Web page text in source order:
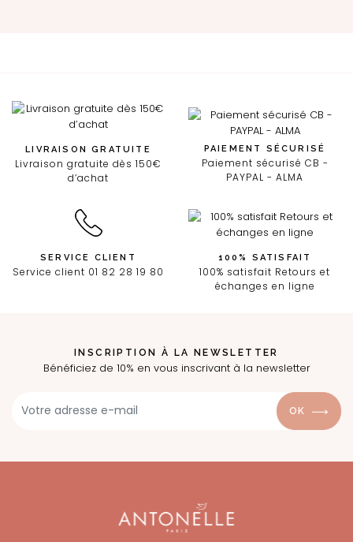
LIVRAISON GRATUITE
Livraison gratuite dès 150€
d’achat
PAIEMENT SÉCURISÉ
Paiement sécurisé CB -
PAYPAL - ALMA
SERVICE CLIENT
Service client 01 82 28 19 80
100% SATISFAIT
100% satisfait Retours et
échanges en ligne
INSCRIPTION À LA NEWSLETTER
Bénéficiez de 10% en vous inscrivant à la newsletter
OK